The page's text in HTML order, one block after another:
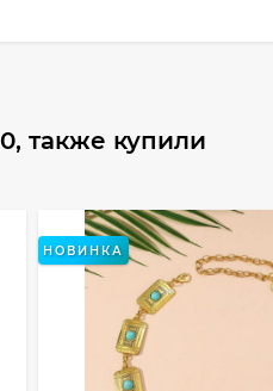
также купили
НОВИНКА